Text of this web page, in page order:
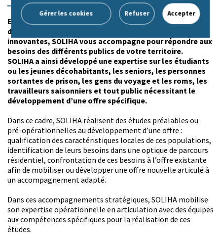
Expert sur les questions sociales et la connaissance des
dispositifs et solutions de logements adaptées et
innovantes, SOLIHA vous accompagne pour répondre aux
besoins des différents publics de votre territoire.
SOLIHA a ainsi développé une expertise sur les étudiants
ou les jeunes décohabitants, les seniors, les personnes
sortantes de prison, les gens du voyage et les roms, les
travailleurs saisonniers et tout public nécessitant le
développement d’une offre spécifique.
Dans ce cadre, SOLIHA réalisent des études préalables ou
pré-opérationnelles au développement d’une offre :
qualification des caractéristiques locales de ces populations,
identification de leurs besoins dans une optique de parcours
résidentiel, confrontation de ces besoins à l’offre existante
afin de mobiliser ou développer une offre nouvelle articulé à
un accompagnement adapté.
Dans ces accompagnements stratégiques, SOLIHA mobilise
son expertise opérationnelle en articulation avec des équipes
aux compétences spécifiques pour la réalisation de ces
études.
de page de notre site Internet.
Gérer les cookies Refuser Accepter